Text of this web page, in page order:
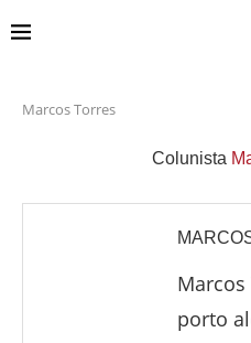
Marcos Torres
Colunista
porto